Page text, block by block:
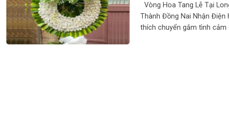
Vòng Hoa Tang Lễ Tại
Thành Đồng Nai Nhận Điện
thích chuyển gắm tình cảm